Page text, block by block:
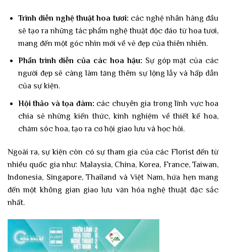
Trình diễn nghệ thuật hoa tươi: các nghệ nhân hàng đầu
sẽ tạo ra những tác phẩm nghệ thuật độc đáo từ hoa tươi,
mang đến một góc nhìn mới về vẻ đẹp của thiên nhiên.
Phần trình diễn của các hoa hậu: Sự góp mặt của các
người đẹp sẽ càng làm tăng thêm sự lộng lẫy và hấp dẫn
của sự kiện.
Hội thảo và tọa đàm: các chuyên gia trong lĩnh vực hoa
chia sẻ những kiến thức, kinh nghiệm về thiết kế hoa,
chăm sóc hoa, tạo ra cơ hội giao lưu và học hỏi.
Ngoài ra, sự kiện còn có sự tham gia của các Florist đến từ
nhiều quốc gia như: Malaysia, China, Korea, France, Taiwan,
Indonesia, Singapore, Thailand và Việt Nam, hứa hẹn mang
đến một không gian giao lưu văn hóa nghệ thuật đặc sắc
nhất.